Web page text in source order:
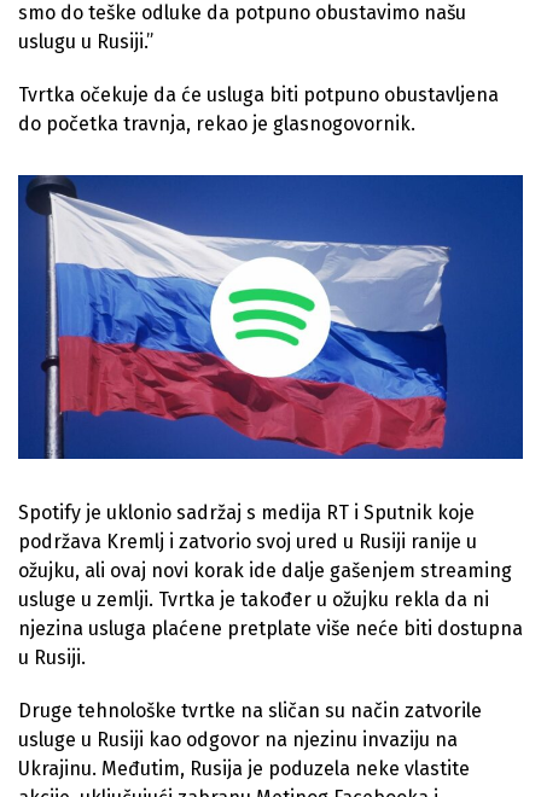
smo do teške odluke da potpuno obustavimo našu
uslugu u Rusiji.”
Tvrtka očekuje da će usluga biti potpuno obustavljena
do početka travnja, rekao je glasnogovornik.
Spotify je uklonio sadržaj s medija RT i Sputnik koje
podržava Kremlj i zatvorio svoj ured u Rusiji ranije u
ožujku, ali ovaj novi korak ide dalje gašenjem streaming
usluge u zemlji. Tvrtka je također u ožujku rekla da ni
njezina usluga plaćene pretplate više neće biti dostupna
u Rusiji.
Druge tehnološke tvrtke na sličan su način zatvorile
usluge u Rusiji kao odgovor na njezinu invaziju na
Ukrajinu. Međutim, Rusija je poduzela neke vlastite